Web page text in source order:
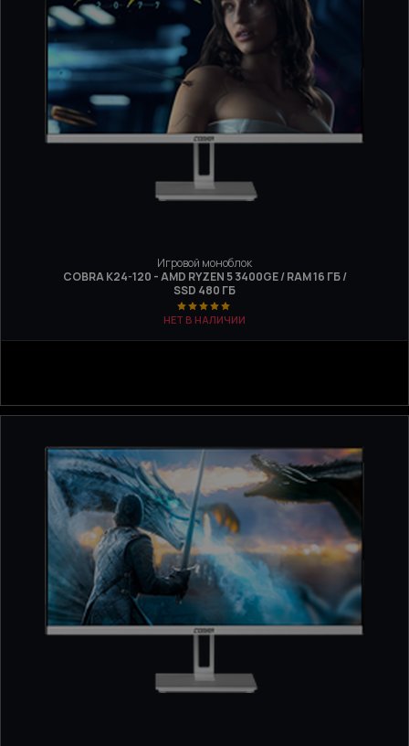
Игровой моноблок
COBRA K24-120 - AMD RYZEN 5 3400GE / RAM 16 ГБ /
SSD 480 ГБ
НЕТ В НАЛИЧИИ